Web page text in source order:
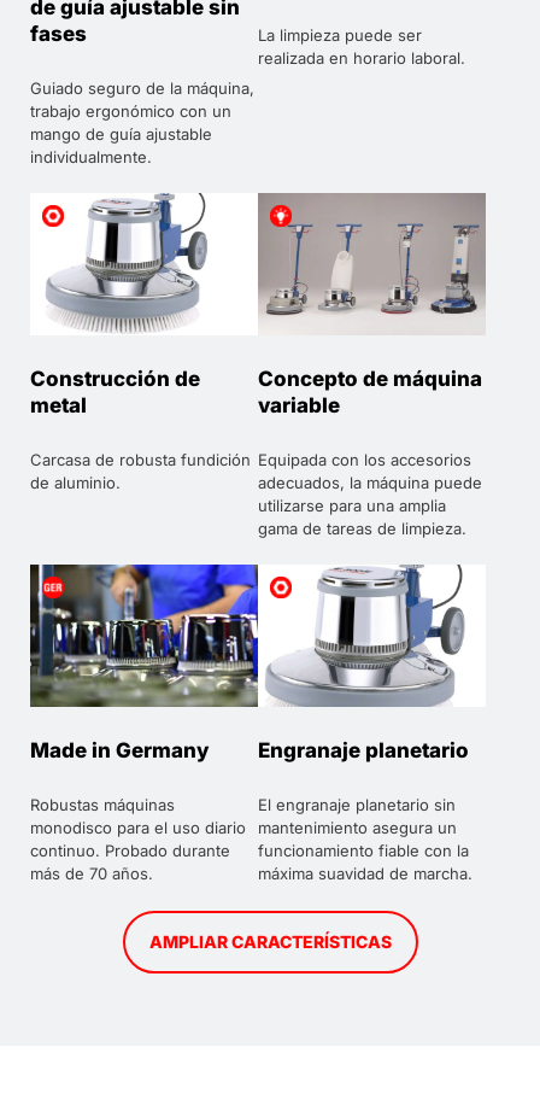
de guía ajustable sin
fases
Guiado seguro de la máquina,
trabajo ergonómico con un
mango de guía ajustable
individualmente.
La limpieza puede ser
realizada en horario laboral.
Construcción de
metal
Carcasa de robusta fundición
de aluminio.
Concepto de máquina
variable
Equipada con los accesorios
adecuados, la máquina puede
utilizarse para una amplia
gama de tareas de limpieza.
Made in Germany
Robustas máquinas
monodisco para el uso diario
continuo. Probado durante
más de 70 años.
Engranaje planetario
El engranaje planetario sin
mantenimiento asegura un
funcionamiento fiable con la
máxima suavidad de marcha.
AMPLIAR CARACTERÍSTICAS